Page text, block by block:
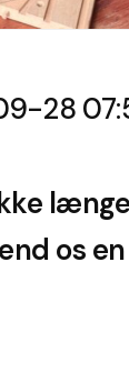
28
os